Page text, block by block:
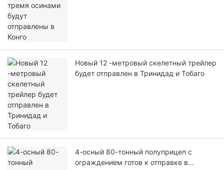
Новый 12 -метровый скелетный трейлер
будет отправлен в Тринидад и Тобаго
4-осный 80-тонный полуприцеп с
ограждением готов к отправке в